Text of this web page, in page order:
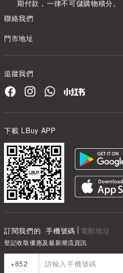
期付款，一律不可儲購物積分。
聯絡我們
門市地址
追蹤我們
下載 LBuy APP
訂閱我們的 手機號碼 電郵地址
登記收取優惠及最新潮流資訊